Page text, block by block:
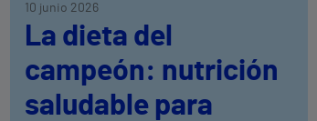
10 junio 2026
La dieta del
campeón: nutrición
saludable para